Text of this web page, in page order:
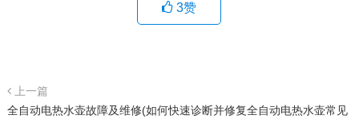
3赞
上一篇
全自动电热水壶故障及维修(如何快速诊断并修复全自动电热水壶常见